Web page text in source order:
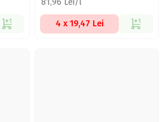
81,96 Lei/l
4 x 19,47 Lei